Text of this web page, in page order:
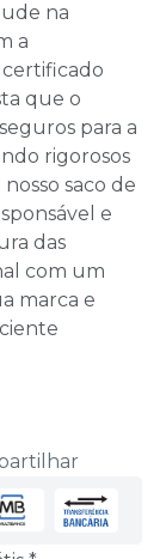
na
a
que o
para a
rigorosos
saco de
e
das
com um
marca e